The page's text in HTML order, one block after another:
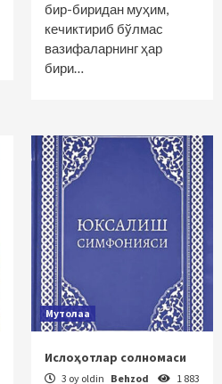
бир-биридан муҳим,
кечиктириб бўлмас
вазифаларнинг ҳар
бири…
Мутолаа
Ислоҳотлар солномаси
3 oy oldin Behzod 1 883